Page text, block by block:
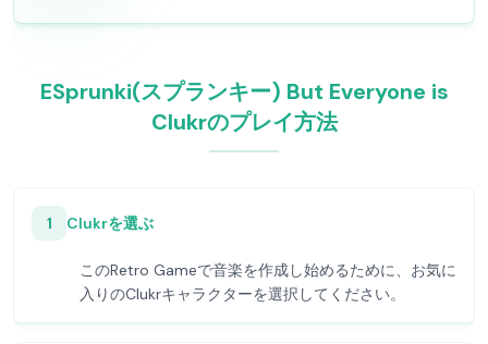
ESprunki(スプランキー) But Everyone is
Clukrのプレイ方法
1 Clukrを選ぶ
このRetro Gameで音楽を作成し始めるために、お気に
入りのClukrキャラクターを選択してください。